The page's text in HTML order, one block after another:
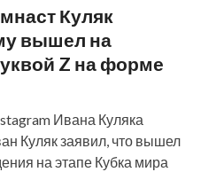
Куляк
вышел на
Z на форме
Ивана Куляка
Куляк заявил, что вышел
на этапе Кубка мира